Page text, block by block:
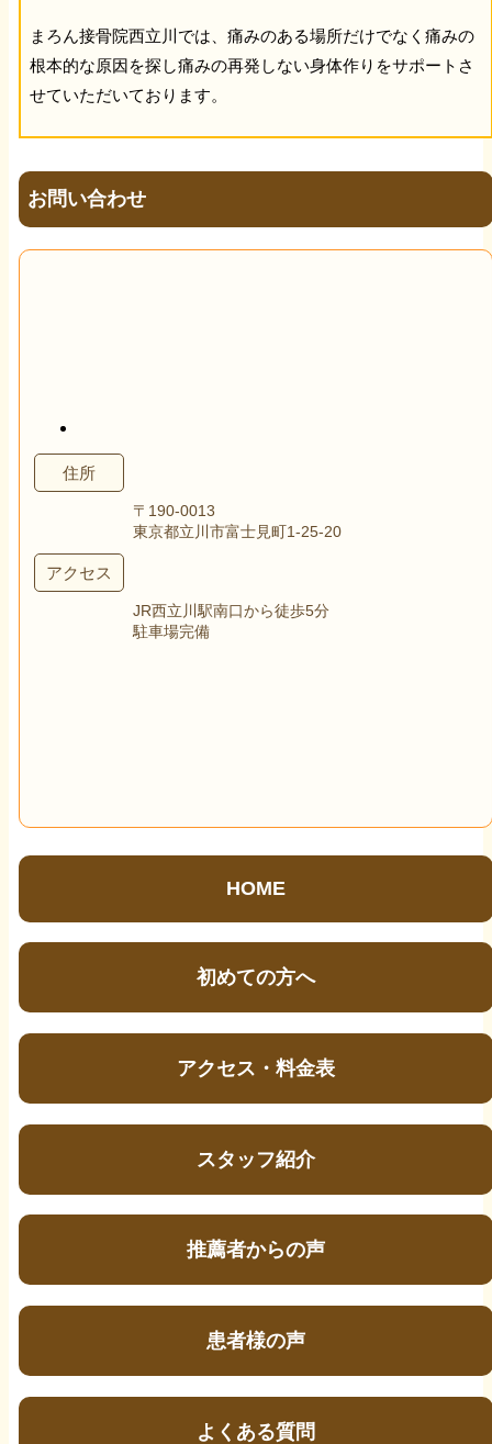
まろん接骨院西立川では、痛みのある場所だけでなく痛みの
根本的な原因を探し痛みの再発しない身体作りをサポートさ
せていただいております。
お問い合わせ
住所
〒190-0013
東京都立川市富士見町1-25-20
アクセス
JR西立川駅南口から徒歩5分
駐車場完備
HOME
初めての方へ
アクセス・料金表
スタッフ紹介
推薦者からの声
患者様の声
よくある質問